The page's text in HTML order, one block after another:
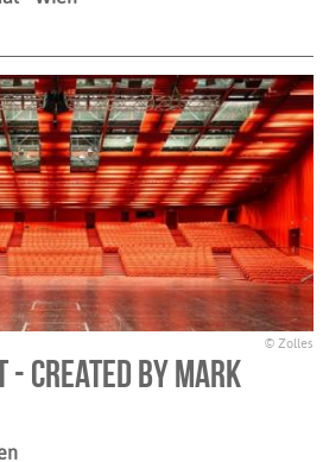
© Zolles
- created by Mark